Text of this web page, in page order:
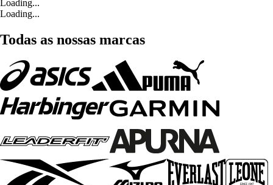
Loading...
Loading...
Todas as nossas marcas